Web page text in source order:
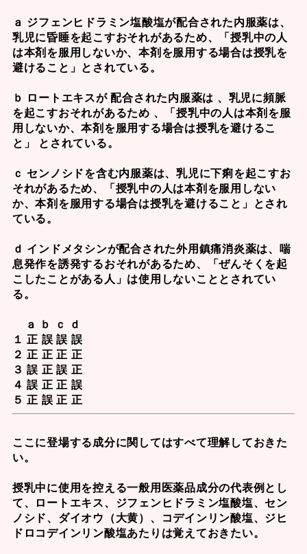
ａ ジフェンヒドラミン塩酸塩が配合された内服薬は、
乳児に昏睡を起こすおそれがあるため、「授乳中の人
は本剤を服用しないか、本剤を服用する場合は授乳を
避けること」とされている。
ｂ ロートエキスが 配合された内服薬は 、乳児に頻脈
を起こすおそれがあるため 、「授乳中の人は本剤を服
用しないか、本剤を服用する場合は授乳を避けるこ
と」 とされている。
ｃ センノシドを含む内服薬は、乳児に下痢を起こすお
それがあるため、「授乳中の人は本剤を服用しない
か、本剤を服用する場合は授乳を避けること」とされ
ている。
ｄ インドメタシンが配合された外用鎮痛消炎薬は、喘
息発作を誘発するおそれがあるため、「ぜんそくを起
こしたことがある人」は使用しないこととされてい
る。
ａ ｂ ｃ ｄ
１ 正 誤 誤 誤
２ 正 正 正 正
３ 誤 正 誤 正
４ 誤 正 正 誤
５ 正 誤 正 正
ここに登場する成分に関してはすべて理解しておきた
い。
授乳中に使用を控える一般用医薬品成分の代表例とし
て、
ロートエキス、 ジフェンヒドラミン塩酸塩、 セン
ノシド、 ダイオウ（大黄） 、 コデインリン酸塩、 ジヒ
ドロコデインリン酸塩あたりは覚えておきたい。